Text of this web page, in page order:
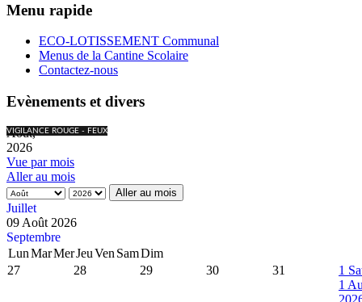
Menu rapide
ECO-LOTISSEMENT Communal
Menus de la Cantine Scolaire
Contactez-nous
Evènements et divers
VIGILANCE ROUGE - FEUX
Août,
2026
Vue par mois
Aller au mois
Aller au mois
Juillet
09 Août 2026
Septembre
LunMarMerJeuVen SamDim
27
28 29 30 31 1
1